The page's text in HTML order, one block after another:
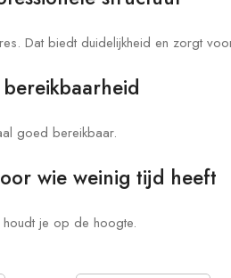
Dat biedt duidelijkheid en zorgt
goed bereikbaar.
wie weinig tijd heeft
houdt je op de hoogte.